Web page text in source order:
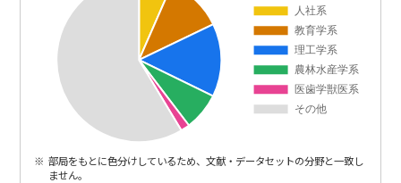
部局をもとに色分けしているため、文献・データセットの分野と一致し
ません。